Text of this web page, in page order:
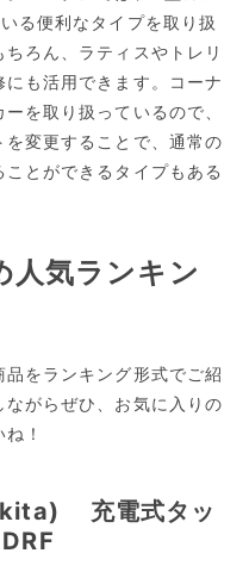
る便利なタイプを取り扱
ろん、ラティスやトレリ
も活用できます。コーナ
を取り扱っているので、
変更することで、通常の
とができるタイプもある
人気ランキン
をランキング形式でご紹
がらぜひ、お気に入りの
！
充電式タッ